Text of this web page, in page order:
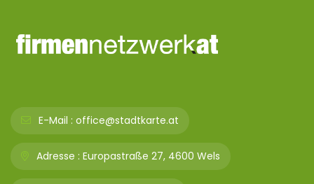
E-Mail : office@stadtkarte.at
Adresse : Europastraße 27, 4600 Wels